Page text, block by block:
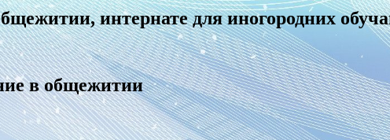
интернате для иногородних
в общежитии